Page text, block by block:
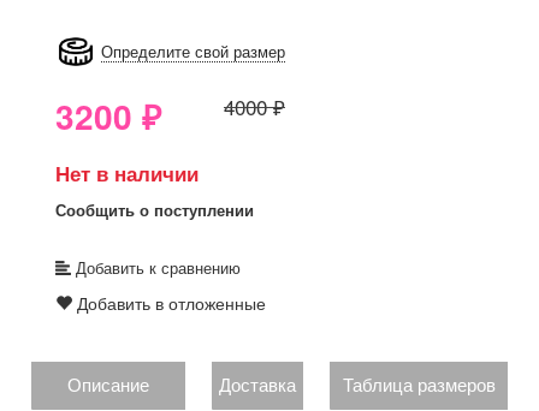
Определите свой размер
3200 ₽ 4000 ₽
Нет в наличии
Сообщить о поступлении
Добавить к сравнению
Добавить в отложенные
Описание Доставка Таблица размеров